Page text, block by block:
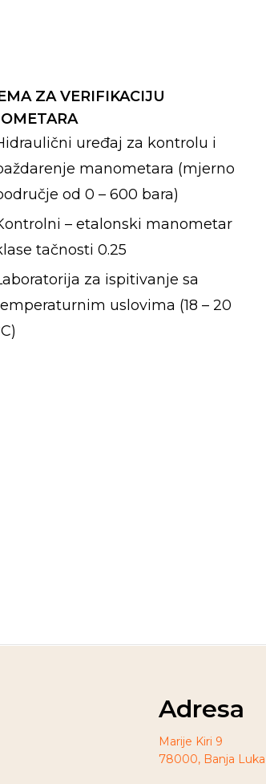
ZA VERIFIKACIJU
uređaj za kontrolu i
manometara (mjerno
od 0 – 600 bara)
– etalonski manometar
tačnosti 0.25
za ispitivanje sa
uslovima (18 – 20
Adresa
Marije Kiri 9
78000, Banja Luka